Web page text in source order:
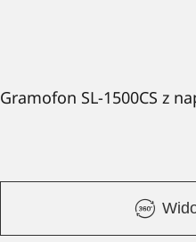
Gramofon SL-1500CS z